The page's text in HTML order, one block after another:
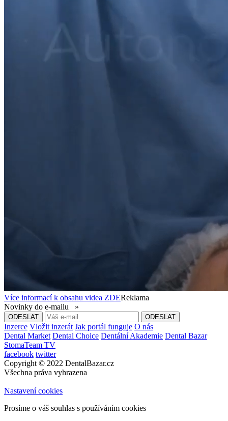
Více informací k obsahu videa ZDEReklama
Novinky do e-mailu »
Inzerce Vložit inzerát Jak portál funguje O nás
Dental Market Dental Choice Dentální Akademie Dental Bazar
StomaTeam TV
facebook twitter
Copyright © 2022 DentalBazar.cz
Všechna práva vyhrazena
Nastavení cookies
Prosíme o váš souhlas s používáním cookies